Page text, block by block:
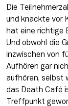
Die
und knackte vor
hat eine richtige
Und obwohl die
inzwischen von
Aufhören gar
aufhören, selbst
das Death Café
Treffpunkt